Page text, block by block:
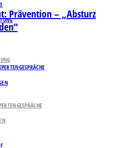
Prävention – „Absturz